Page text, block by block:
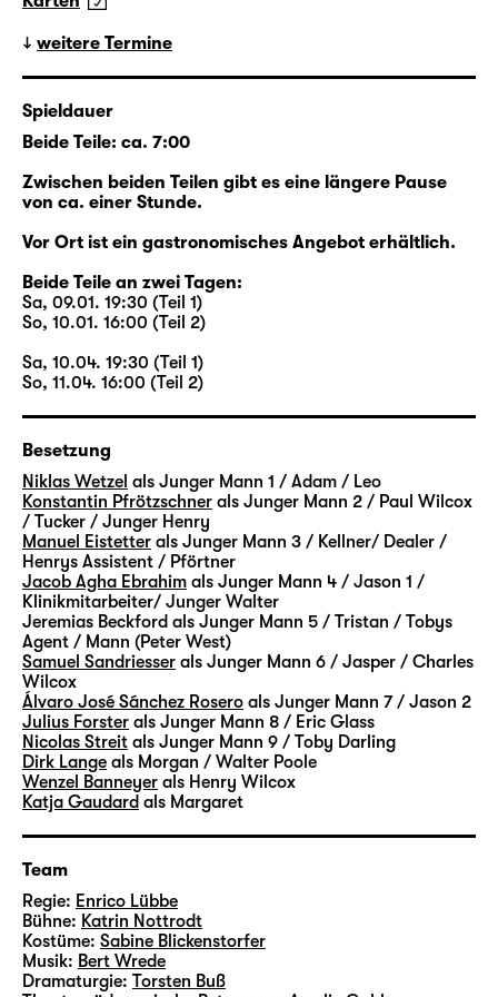
das Walter dem jungen Eric zuerkennt.
Beide lernen sich eher zufällig kennen, beide
sind auf ihre Art allein: Walter ist es gewohnt,
Geschäftsverhandlungen in der ganzen Welt
unterwegs ist; Erics Freund Toby ist seit
Wochen versunken in den Proben für das
Stück, das gerade aus seinem Erfolgsroman
„Loved Boy“ entsteht. Die neue Freundschaft
zwischen Walter und Eric aber endet jäh, als
Walter plötzlich stirbt. Plötzlich zumindest für
alle anderen: Er hatte niemandem von seiner
Krebserkrankung erzählt. Aber er hat Eric
eine unbekannte Welt eröffnet.
Beginnend im New York des Jahres 2015
kreuzen sich die Wege der Figuren: Zwei
Paare stehen im Zentrum der Episoden,
Walter und Henry sowie Eric und Toby. Viele
weitere Figuren ergänzen das „Vermächtnis“.
In Szenen und Monologen, Rückblenden und
Traumsequenzen begleiten wir sie alle über
Jahre — ihre Hoffnungen, ihre Sehnsüchte
und Ängste, ihre sehr verschiedenen
Ansichten und Lebensentwürfe. Erfolg oder
Geborgenheit, Privates oder Politisches —
gibt es das nur einzeln oder auch zusammen?
Die Lebenswege der Figuren werden geprägt
von individuellen Entscheidungen — aber
mehr noch von Umständen und Bedingungen,
die lange vor ihnen selbst in Geltung
getreten sind. Vermächtnisse
gewissermaßen.
Mit Walter, Mitte 60, und Eric, Anfang 30,
begegnen sich auch zwei Generationen eines
Lebensentwurfs, die unterschiedlicher
weitere Termine
Spieldauer
Beide Teile: ca. 7:00
Zwischen beiden Teilen gibt es eine längere Pause
von ca. einer Stunde.
Vor Ort ist ein gastronomisches Angebot erhältlich.
Beide Teile an zwei Tagen:
Sa, 09.01. 19:30 (Teil 1)
So, 10.01. 16:00 (Teil 2)
Sa, 10.04. 19:30 (Teil 1)
So, 11.04. 16:00 (Teil 2)
Besetzung
Niklas Wetzel als Junger Mann 1 / Adam / Leo
Konstantin Pfrötzschner als Junger Mann 2 / Paul Wilcox
/ Tucker / Junger Henry
Manuel Eistetter als Junger Mann 3 / Kellner/ Dealer /
Henrys Assistent / Pförtner
Jacob Agha Ebrahim als Junger Mann 4 / Jason 1 /
Klinikmitarbeiter/ Junger Walter
Jeremias Beckford als Junger Mann 5 / Tristan / Tobys
Agent / Mann (Peter West)
Samuel Sandriesser als Junger Mann 6 / Jasper / Charles
Wilcox
Álvaro José Sánchez Rosero als Junger Mann 7 / Jason 2
Julius Forster als Junger Mann 8 / Eric Glass
Nicolas Streit als Junger Mann 9 / Toby Darling
Dirk Lange als Morgan / Walter Poole
Wenzel Banneyer als Henry Wilcox
Katja Gaudard als Margaret
Team
Regie: Enrico Lübbe
Bühne: Katrin Nottrodt
Kostüme: Sabine Blickenstorfer
Musik: Bert Wrede
Dramaturgie: Torsten Buß